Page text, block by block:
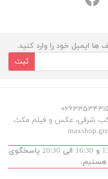
ایمیل خود را وارد کنید.
ثبت
شنبه تا پنجشنبه از ساعت 9 الی 13 و 16:30 الی 20:30 پاسخگوی
هستیم.